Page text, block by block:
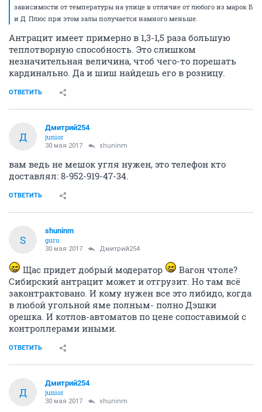
зависимости от температуры на улице в отличие от любого из марок Б
и Д. Плюс при этом залы получается намного меньше.
Антрацит имеет примерно в 1,3-1,5 раза большую
теплотворную способность. Это слишком
незначительная величина, чтоб чего-то порешать
кардинально. Да и шиш найдешь его в розницу.
ОТВЕТИТЬ
Д
Дмитрий254
junior
30 мая 2017 shuninm
вам ведь не мешок угля нужен, это телефон кто
доставлял: 8-952-919-47-34.
ОТВЕТИТЬ
S
shuninm
guru
30 мая 2017 Дмитрий254
Щас придет добрый модератор
Вагон чтоле?
Сибирский антрацит может и отгрузит. Но там всё
законтрактовано. И кому нужен все это либидо, когда
в любой угольной яме полным- полно Дэшки
орешка. И котлов-автоматов по цене сопоставимой с
контроллерами иными.
ОТВЕТИТЬ
Д
Дмитрий254
junior
30 мая 2017 shuninm